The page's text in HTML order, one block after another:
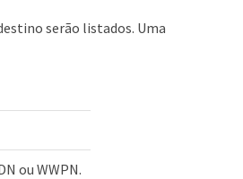
serão listados. Uma
ou WWPN.